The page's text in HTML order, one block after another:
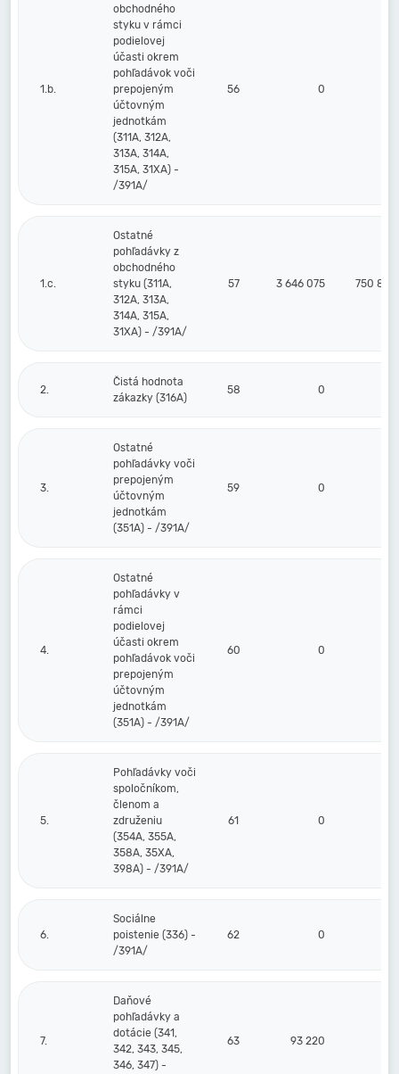
1.b.
obchodného
styku v rámci
podielovej
účasti okrem
pohľadávok voči
prepojeným
účtovným
jednotkám
(311A, 312A,
313A, 314A,
315A, 31XA) -
/391A/
56 0
1.c.
Ostatné
pohľadávky z
obchodného
styku (311A,
312A, 313A,
314A, 315A,
31XA) - /391A/
57 3 646 075 750 821
2.
Čistá hodnota
zákazky (316A)
58 0
3.
Ostatné
pohľadávky voči
prepojeným
účtovným
jednotkám
(351A) - /391A/
59 0
4.
Ostatné
pohľadávky v
rámci
podielovej
účasti okrem
pohľadávok voči
prepojeným
účtovným
jednotkám
(351A) - /391A/
60 0
5.
Pohľadávky voči
spoločníkom,
členom a
združeniu
(354A, 355A,
358A, 35XA,
398A) - /391A/
61 0
6.
Sociálne
poistenie (336) -
/391A/
62 0
7.
Daňové
pohľadávky a
dotácie (341,
342, 343, 345,
346, 347) -
63 93 220